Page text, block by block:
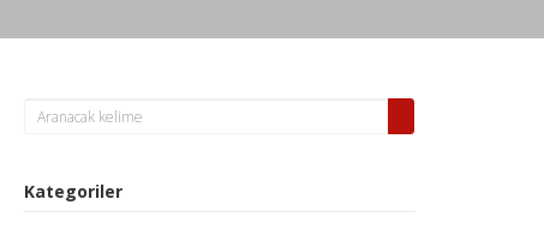
Kategoriler